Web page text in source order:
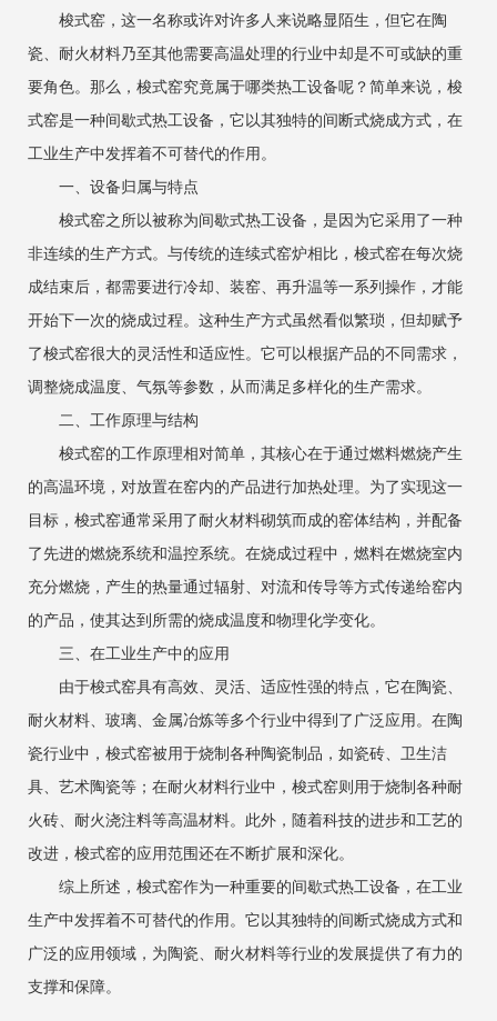
梭式窑，这一名称或许对许多人来说略显陌生，但它在陶
瓷、耐火材料乃至其他需要高温处理的行业中却是不可或缺的重
要角色。那么，梭式窑究竟属于哪类热工设备呢？简单来说，梭
式窑是一种间歇式热工设备，它以其独特的间断式烧成方式，在
工业生产中发挥着不可替代的作用。
一、设备归属与特点
梭式窑之所以被称为间歇式热工设备，是因为它采用了一种
非连续的生产方式。与传统的连续式窑炉相比，梭式窑在每次烧
成结束后，都需要进行冷却、装窑、再升温等一系列操作，才能
开始下一次的烧成过程。这种生产方式虽然看似繁琐，但却赋予
了梭式窑很大的灵活性和适应性。它可以根据产品的不同需求，
调整烧成温度、气氛等参数，从而满足多样化的生产需求。
二、工作原理与结构
梭式窑的工作原理相对简单，其核心在于通过燃料燃烧产生
的高温环境，对放置在窑内的产品进行加热处理。为了实现这一
目标，梭式窑通常采用了耐火材料砌筑而成的窑体结构，并配备
了先进的燃烧系统和温控系统。在烧成过程中，燃料在燃烧室内
充分燃烧，产生的热量通过辐射、对流和传导等方式传递给窑内
的产品，使其达到所需的烧成温度和物理化学变化。
三、在工业生产中的应用
由于梭式窑具有高效、灵活、适应性强的特点，它在陶瓷、
耐火材料、玻璃、金属冶炼等多个行业中得到了广泛应用。在陶
瓷行业中，梭式窑被用于烧制各种陶瓷制品，如瓷砖、卫生洁
具、艺术陶瓷等；在耐火材料行业中，梭式窑则用于烧制各种耐
火砖、耐火浇注料等高温材料。此外，随着科技的进步和工艺的
改进，梭式窑的应用范围还在不断扩展和深化。
综上所述，梭式窑作为一种重要的间歇式热工设备，在工业
生产中发挥着不可替代的作用。它以其独特的间断式烧成方式和
广泛的应用领域，为陶瓷、耐火材料等行业的发展提供了有力的
支撑和保障。